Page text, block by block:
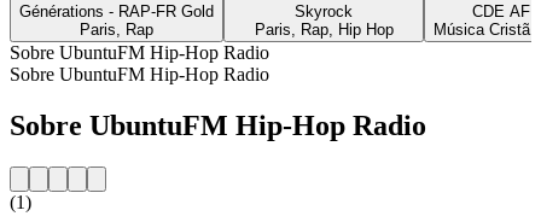
Générations - RAP-FR Gold
Paris, Rap
Skyrock
Paris, Rap, Hip Hop
Música
Sobre UbuntuFM Hip-Hop Radio
Sobre UbuntuFM Hip-Hop Radio
Sobre UbuntuFM Hip-Hop Radio
(1)